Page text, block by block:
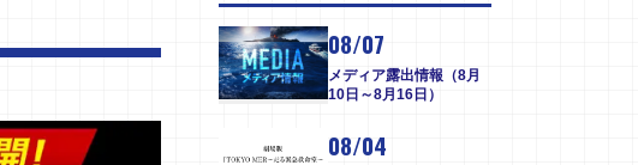
08/07
メディア露出情報（8月
10日～8月16日）
08/04